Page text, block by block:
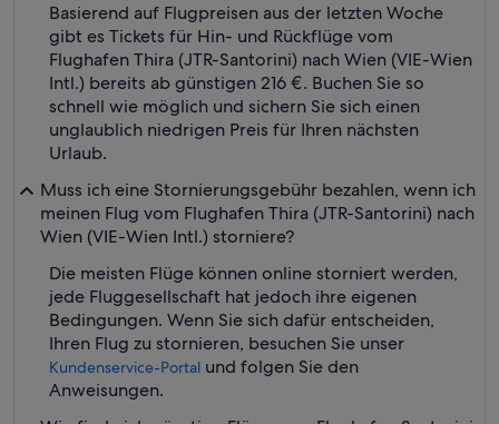
Basierend auf Flugpreisen aus der letzten Woche
gibt es Tickets für Hin- und Rückflüge vom
Flughafen Thira (JTR-Santorini) nach Wien (VIE-Wien
Intl.) bereits ab günstigen 216 €. Buchen Sie so
schnell wie möglich und sichern Sie sich einen
unglaublich niedrigen Preis für Ihren nächsten
Urlaub.
Muss ich eine Stornierungsgebühr bezahlen, wenn ich
meinen Flug vom Flughafen Thira (JTR-Santorini) nach
Wien (VIE-Wien Intl.) storniere?
Die meisten Flüge können online storniert werden,
jede Fluggesellschaft hat jedoch ihre eigenen
Bedingungen. Wenn Sie sich dafür entscheiden,
Ihren Flug zu stornieren, besuchen Sie unser
Kundenservice-Portal und folgen Sie den
Anweisungen.